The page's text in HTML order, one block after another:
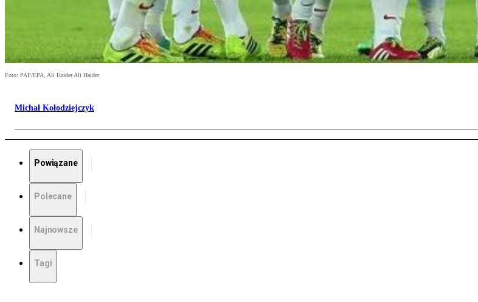
Foto: PAP/EPA, Ali Haider Ali Haider
Michał Kołodziejczyk
Powiązane
Polecane
Najnowsze
Tagi